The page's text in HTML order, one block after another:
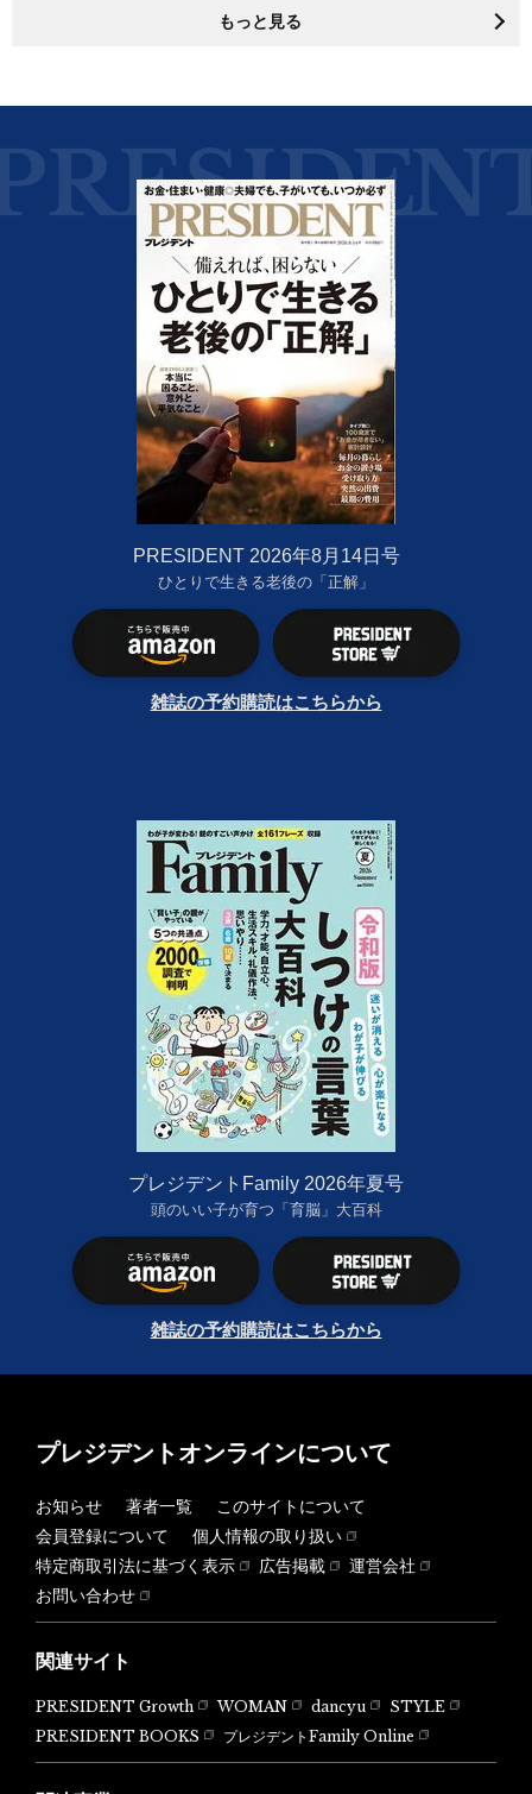
もっと見る
PRESIDENT 2026年8月14日号
ひとりで生きる老後の「正解」
雑誌の予約購読はこちらから
プレジデントFamily 2026年夏号
頭のいい子が育つ「育脳」大百科
雑誌の予約購読はこちらから
プレジデントオンラインについて
お知らせ 著者一覧
このサイトについて
会員登録について
個人情報の取り扱い
特定商取引法に基づく表示
広告掲載
運営会社
お問い合わせ
関連サイト
PRESIDENT Growth WOMAN dancyu
STYLE
PRESIDENT BOOKS
プレジデントFamily Online